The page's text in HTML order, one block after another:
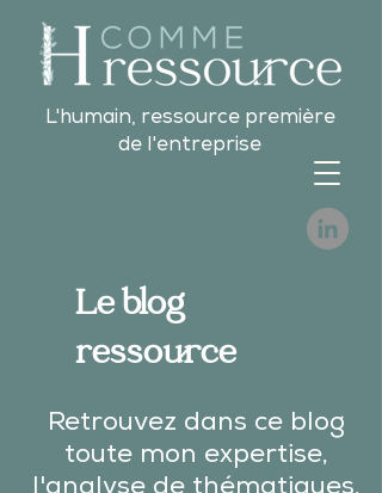
L'humain, ressource première
de l'entreprise
Le blog
ressource
Retrouvez dans ce blog
toute mon expertise,